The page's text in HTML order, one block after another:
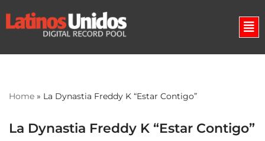
Skip
Home » La Dynastia Freddy K “Estar Contigo”
La Dynastia Freddy K “Estar Contigo”